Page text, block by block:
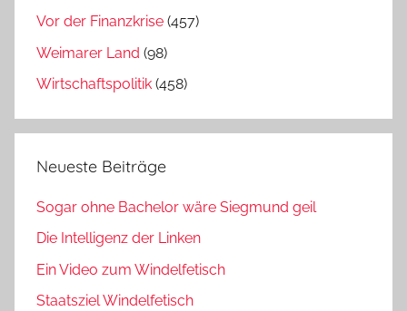
Vor der Finanzkrise (457)
Weimarer Land (98)
Wirtschaftspolitik (458)
Neueste Beiträge
Sogar ohne Bachelor wäre Siegmund geil
Die Intelligenz der Linken
Ein Video zum Windelfetisch
Staatsziel Windelfetisch